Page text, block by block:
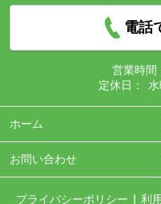
電話
営業時間
定休日：
ホーム
お問い合わせ
プライバシーポリシー 利